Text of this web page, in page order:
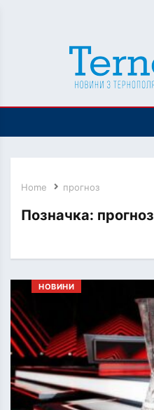
Home прогноз
Позначка: прогноз
НОВИНИ